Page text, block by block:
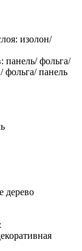
изолон/
панель/ фольга/
фольга/ панель
дерево